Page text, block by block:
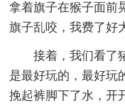
拿着旗子在猴子面前
旗子乱咬，我费了好
接着，我们看了
是最好玩的，最好玩
挽起裤脚下了水，开